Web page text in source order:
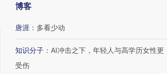
博客
唐涯 ： 多看少动
知识分子 ： AI冲击之下，年轻人与高学历女性更
受伤